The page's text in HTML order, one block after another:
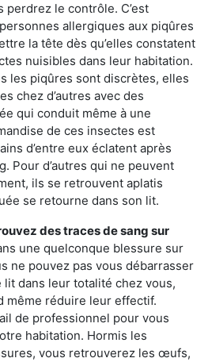
perdrez le contrôle. C’est
allergiques aux piqûres
la tête dès qu’elles constatent
nuisibles dans leur habitation.
les piqûres sont discrètes, elles
chez d’autres avec des
qui conduit même à une
de ces insectes est
d’entre eux éclatent après
Pour d’autres qui ne peuvent
ils se retrouvent aplatis
se retourne dans son lit.
des traces de sang sur
une quelconque blessure sur
ne pouvez pas vous débarrasser
dans leur totalité chez vous,
même réduire leur effectif.
de professionnel pour vous
habitation. Hormis les
vous retrouverez les œufs,